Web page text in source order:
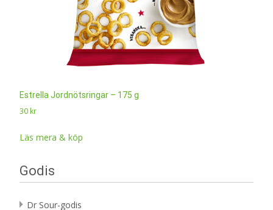
Estrella Jordnötsringar – 175 g
30 kr
Läs mera & köp
Godis
Dr Sour-godis